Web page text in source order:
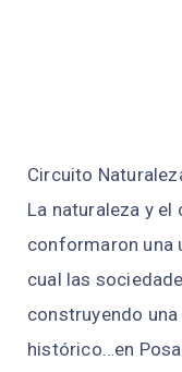
Circuito
La naturaleza y
conformaron una
cual las
construyendo
histórico…en